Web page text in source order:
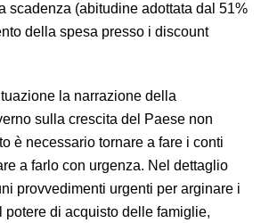
scadenza (abitudine adottata dal 51%
della spesa presso i discount
la narrazione della
sulla crescita del Paese non
è necessario tornare a fare i conti
a farlo con urgenza. Nel dettaglio
provvedimenti urgenti per arginare i
potere di acquisto delle famiglie,